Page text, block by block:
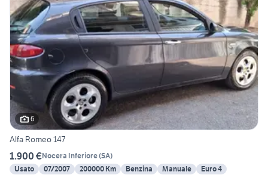
6
Alfa Romeo 147
1.900 €Nocera Inferiore(SA)
Usato
07/2007 200000 Km Benzina Manuale Euro 4